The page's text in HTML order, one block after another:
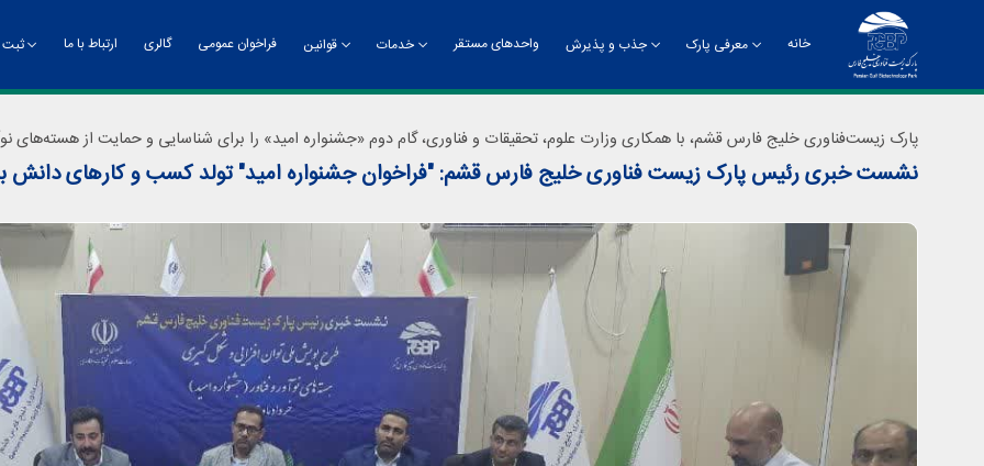
خانه معرفی پارک
پیام ریاست
معرفی واحدها
دفتر ریاست
روابط عمومی و امور بین‌الملل
مدیریت اداری و مالی
مدیریت مؤسسات و بازاریابی
مرکز رشد تخصصی زیست‌فناوری
اداره امور عمرانی
جذب و پذیرش واحدهای مستقر خدمات قوانین فراخوان عمومی گالری ارتباط با ما ثبت
پارک زیست‌فناوری خلیج فارس قشم، با همکاری وزارت علوم، تحقیقات و فناوری، گام دوم «جشنواره امید» را برای شناسایی و حمایت از هسته‌های
نشست خبری رئیس پارک زیست فناوری خلیج فارس قشم: "فراخوان جشنواره امید" تولد کسب و کارهای دانش